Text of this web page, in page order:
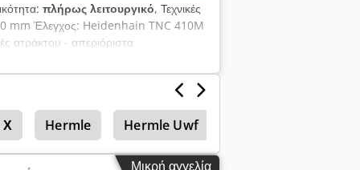
πλήρως λειτουργικό, Τεχνικές
mm Έλεγχος: Heidenhain TNC 410M
ατράκτου - απεριόριστα
απαιτούμενη ισχύς: kW Djdpfx
m Επιπλέον πληροφορίες * CNC
Χ
Hermle Hermle Uwf
Μικρή αγγελία